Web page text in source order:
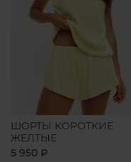
ШОРТЫ КОРОТКИЕ
ЖЕЛТЫЕ
5 950 ₽